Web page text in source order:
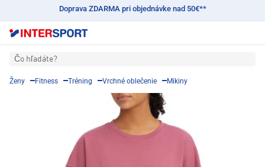
Doprava ZDARMA pri objednávke nad 50€**
Čo hľadáte?
Ženy Fitness Tréning Vrchné oblečenie Mikiny